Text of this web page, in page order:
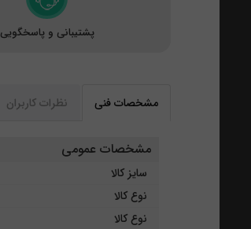
پشتیبانی و پاسخگویی
مشخصات فنی نظرات کاربران
مشخصات عمومی
سایز کالا
نوع کالا
نوع کالا